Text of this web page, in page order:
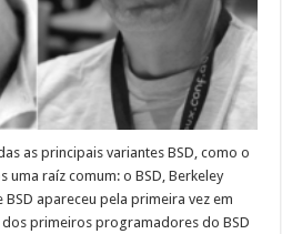
as prin­ci­pais vari­antes BSD, como o
uma raíz comum: o BSD, Berke­ley
apare­ceu pela primeira vez em
dos primeiros pro­gra­madores do BSD